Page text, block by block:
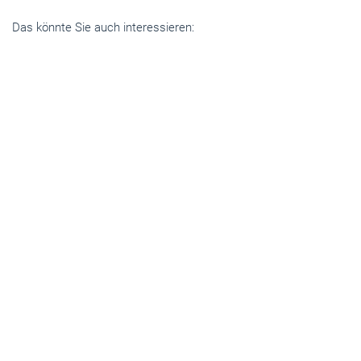
Das könnte Sie auch interessieren: